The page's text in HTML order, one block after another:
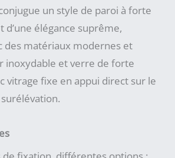
un style de paroi à forte
d’une élégance suprême,
des matériaux modernes et
inoxydable et verre de forte
vitrage fixe en appui direct sur le